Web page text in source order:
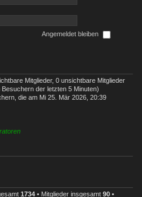
Angemeldet bleiben
Mitglieder, 0 unsichtbare Mitglieder
der letzten 5 Minuten)
die am Mi 25. Mär 2026, 20:39
1734 • Mitglieder insgesamt 90 •